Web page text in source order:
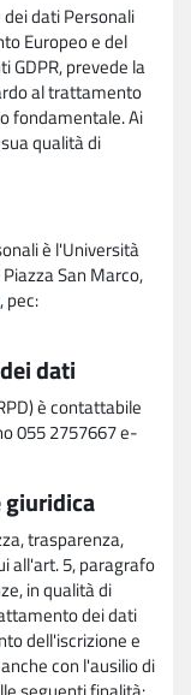
dati Personali
Europeo e del
GDPR, prevede la
al trattamento
fondamentale. Ai
qualità di
è l'Università
San Marco,
, pec:
dati
è contattabile
055 2757667 e-
giuridica
trasparenza,
all'art. 5, paragrafo
in qualità di
dei dati
dell'iscrizione e
con l'ausilio di